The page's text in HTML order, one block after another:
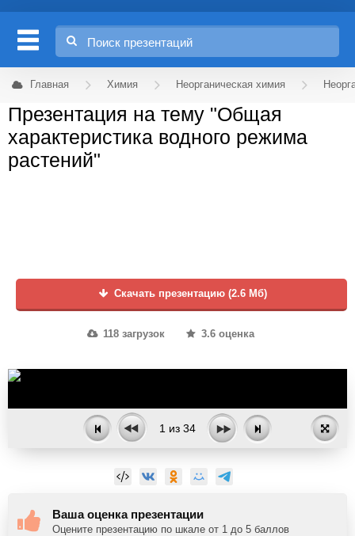
Главная Химия Неорганическая химия
Презентация на тему "Общая
характеристика водного режима
растений"
Скачать презентацию (2.6 Мб)
118 загрузок 3.6 оценка
1 из 34
Ваша оценка презентации
Оцените презентацию по шкале от 1 до 5 баллов